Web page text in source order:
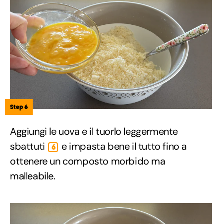
Step 6
Aggiungi le uova e il tuorlo leggermente
sbattuti
6
e impasta bene il tutto fino a
ottenere un composto morbido ma
malleabile.